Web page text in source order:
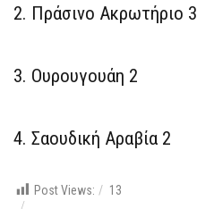
2. Πράσινο Ακρωτήριο 3
3. Ουρουγουάη 2
4. Σαουδική Αραβία 2
Post Views: 13